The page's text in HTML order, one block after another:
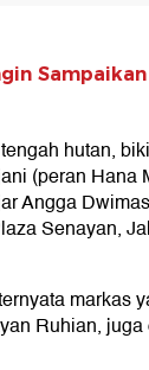
hutan,
(peran Hana
Angga
Senayan,
markas
Ruhian,